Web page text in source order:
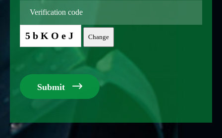
5bKOeJ Change
Submit 